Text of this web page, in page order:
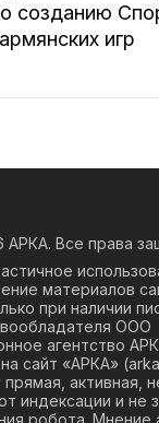
созданию
игр
АРКА. Все права
материалов
при наличии
ООО
агентство
сайт «АРКА» (
активная,
индексации и не